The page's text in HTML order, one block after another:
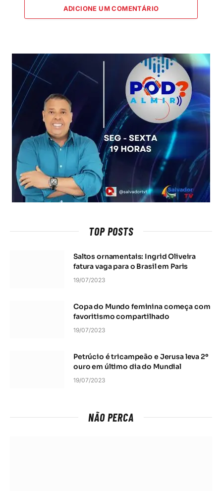
ADICIONE UM COMENTÁRIO
TOP POSTS
Saltos ornamentais: Ingrid Oliveira
fatura vaga para o Brasil em Paris
19/07/2023
Copa do Mundo feminina começa com
favoritismo compartilhado
19/07/2023
Petrúcio é tricampeão e Jerusa leva 2º
ouro em último dia do Mundial
19/07/2023
NÃO PERCA